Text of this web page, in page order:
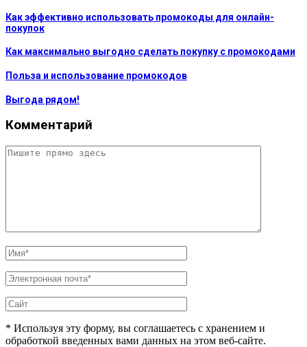
Как эффективно использовать промокоды для онлайн-
покупок
Как максимально выгодно сделать покупку с промокодами
Польза и использование промокодов
Выгода рядом!
Комментарий
* Используя эту форму, вы соглашаетесь с хранением и
обработкой введенных вами данных на этом веб-сайте.